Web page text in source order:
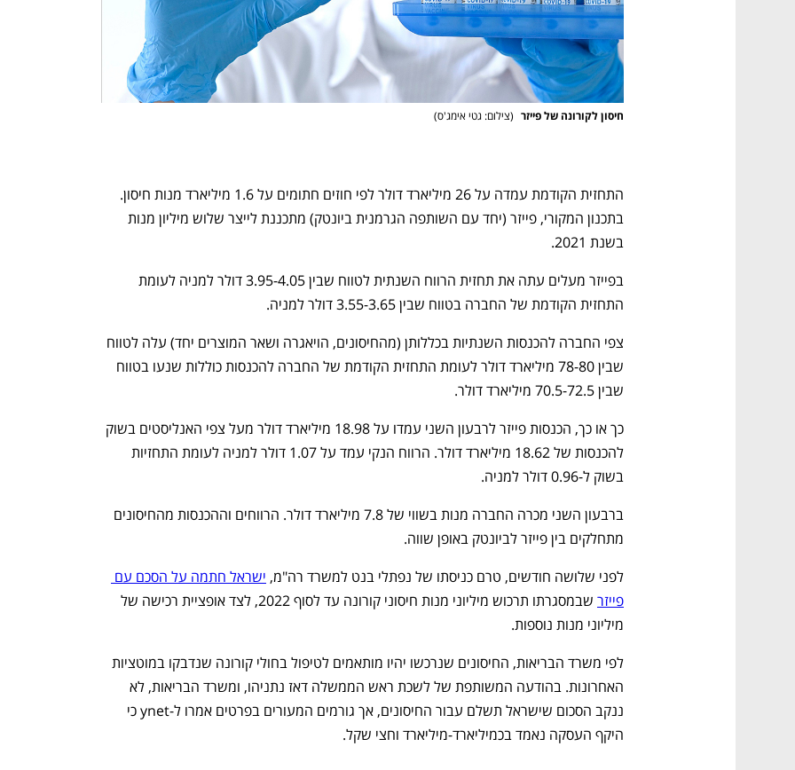
חיסון לקורונה של פייזר (צילום: גטי אימג'ס)
בשנת 2021.
התחזית הקודמת של החברה בטווח שבין 3.55-3.65 דולר למניה.
שבין 70.5-72.5 מיליארד דולר.
בשוק ל-0.96 דולר למניה.
מתחלקים בין פייזר לביונטק באופן שווה.
לפני שלושה חודשים, טרם כניסתו של נפתלי בנט למשרד רה"מ,
פייזר
מיליוני מנות נוספות.
היקף העסקה נאמד בכמיליארד-מיליארד וחצי שקל.